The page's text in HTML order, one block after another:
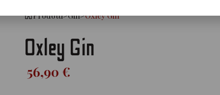
Prodotti>Gin>Oxley Gin
Oxley Gin
56,90 €